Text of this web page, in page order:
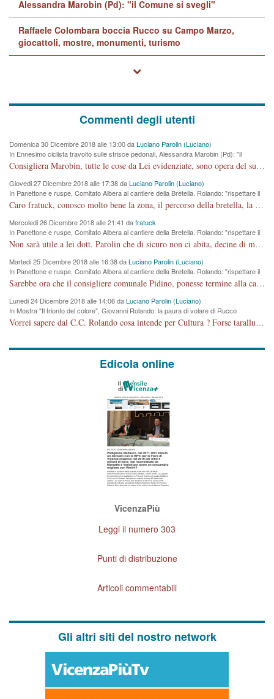
Alessandra Marobin (Pd): "il Comune si svegli"
Raffaele Colombara boccia Rucco su Campo Marzo,
giocattoli, mostre, monumenti, turismo
Commenti degli utenti
Domenica 30 Dicembre 2018 alle 13:00 daLuciano Parolin (Luciano)
In Ennesimo ciclista travolto sulle strisce pedonali, Alessandra Marobin (Pd): "il
Comune si svegli"
Consigliera Marobin, tutte le cose da Lei evidenziate, sono opera del suo ex Assessore e compagno di Partito Antonio Marco Dalla Pozza Assessore alla "progettazione" di piste ciclabili e altre porcherie. A lui manderei il conto da saldare per incidenti e danni alle persone. E' ora che "finiamola." Avete perso rassegnatevi. qui IL SINDACO RUCCO NON C'ENTRA PER NIENTE. CAPITO!!!!!!!! Amen.
Giovedi 27 Dicembre 2018 alle 17:38 daLuciano Parolin (Luciano)
In Panettone e ruspe, Comitato Albera al cantiere della Bretella. Rolando: "rispettare il
cronoprogramma"
Caro fratuck, conosco molto bene la zona, il percorso della bretella, la situazione dei cittadini, abito in Viale Trento. A partire dal 2003 ho partecipato al Comitato di Maddalene pro bretella, e a riunioni propositive per apportare modifiche al progetto. Numerose mie foto del territorio sono arrivate a Roma, altri miei interventi (non graditi dalla Sx) sono stati pubblicati dal GdV, assieme ad altri come Ciro Asproso, ora favorevole alla bretella. Ho partecipato alla raccolta firme per la chiusura della strada x 5 giorni eseguita dal Sindaco Hullwech per sforamento 180 Micro/g. Pertanto come impegno per la tematica sono apposto con la coscienza. Ora il Progetto è partito, fine! Voglio dire che la nuova Giunta "comunale" non c'entra più. L'opera sarà "malauguratamente" eseguita, ma non con il mio placet. Il Consigliere Comunale dovrebbe capire che la campagna elettorale è finita, con buona pace di tutti. Quello che invece dovrebbe interessare è la proprietà della strada, dall'uscita autostradale Ovest, sino alla Rotatoria dell'Albara, vi sono tre possessori: Autostrade SpA; La Provincia, il Comune. Come la mettiamo per il futuro ? I costi, da 50 sono saliti a 100 milioni di € come dire 20 milioni a KM (!) da non credere. Comunque si farà. Ma nessuno canti Vittoria, anzi meglio non farne un ulteriore fatto "partitico" per questioni elettorali o di seggio. Se mi manda la sua mail, sono disponibile ad inviare i documenti e le foto sopra descritte. Con ossequi, Luciano Parolin
Mercoledi 26 Dicembre 2018 alle 21:41 dafratuck
In Panettone e ruspe, Comitato Albera al cantiere della Bretella. Rolando: "rispettare il
cronoprogramma"
Non sarà utile a lei dott. Parolin che di sicuro non ci abita, decine di migliaia di TIR, automobili e padroncini che passano quotidianamente per una strada appena rotabile, non è più possibile stendere i panni, attraversare la strada senza rischiare la morte, le case stanno crepando, i tempi sono cambiati e la bretella non passerà assolutamente per maddalene (ma cosa sta a dire?!), dia invece responsabilità a chi ha costruito tagliando la strada che doveva invece terminare a isola vicentina e non al moracchino lasciando Motta di Costabissara ancora in panne di traffico. I tempi sono cambiati dottore e se l'anagrafe della vita stagna nell'essere umano impressioni conservatrici, la società non le considera perchè va avanti, si industrializza e ha bisogno di infrastrutture e di sviluppo. Ultima considerazione, se è geloso di Rolando perchè vede in lui solo campagne politiche mentre si difendono i SOLI diritti dei cittadini, la preghiamo faccia considerazioni più appropriate. Saluti e complimenti per i suoi scritti.
Martedi 25 Dicembre 2018 alle 16:38 daLuciano Parolin (Luciano)
In Panettone e ruspe, Comitato Albera al cantiere della Bretella. Rolando: "rispettare il
cronoprogramma"
Sarebbe ora che il consigliere comunale Pidino, ponesse termine alla campagna elettorale nel territorio del suo seggio Villaggio del Sole. La tiraca è iniziata, distruggerà 6 km di prateria ovest della città, ricca di fonti e sorgenti d'acqua. I cittadini di Maddalene non avranno più Pace la notte. Molta colpa per la costruzione di questa Strada è proprio del signor Rolando,dei suoi gazebo mobili e che vuol far passare questa opera VANDALICA come progetto "utile" a chi ? Non è cosa seria sig. Rolando!
Lunedi 24 Dicembre 2018 alle 14:06 daLuciano Parolin (Luciano)
In Mostra "Il trionfo del colore", Giovanni Rolando: la paura di volare di Rucco
Vorrei sapere dal C.C. Rolando cosa intende per Cultura ? Forse tarallucci, vino e sagre, o spaghetti tricolori del PD ? Il continuo (s)parlare della mostra a Palazzo Chiericati caro consigliere DANNEGGIA FORTEMENTE l'immagine della città TUTTA e fa deviare i consensi che in RUSSIA (badi bene ex U.R.S.S.) sono ECCELLENTI. A livello artistico l'evento è di alta Valenza culturale, COMPITO di Tutta la Cittadinanza fare il possibile per propagandare l'iniziativa senza farne UN CASO PARTITICO come fa Lei da sempre. Meno Gazebo + Partecipazione! E così sia. Amen.
Edicola online
VicenzaPiù
Leggi il numero 303
Punti di distribuzione
Articoli commentabili
Gli altri siti del nostro network